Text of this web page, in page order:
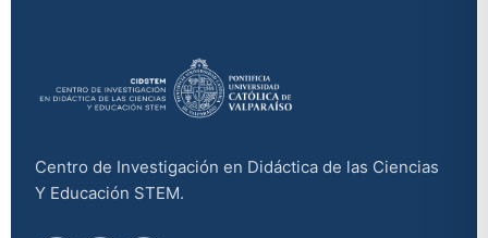
Centro de Investigación en Didáctica de las Ciencias
Y Educación STEM.